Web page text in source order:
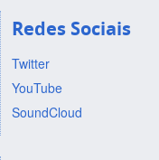
Redes Sociais
Twitter
YouTube
SoundCloud